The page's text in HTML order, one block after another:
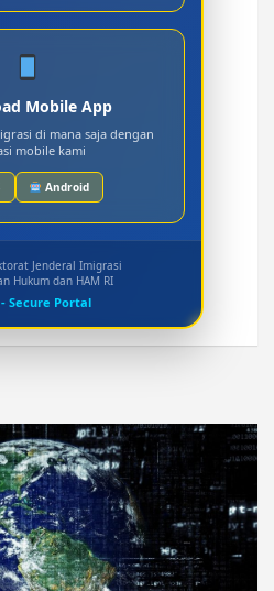
Mobile App
di mana saja dengan
mobile kami
Android
Jenderal Imigrasi
Hukum dan HAM RI
- Secure Portal